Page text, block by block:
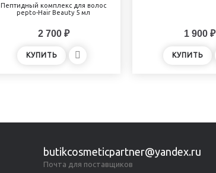
Пептидный комплекс для волос
pepto-Hair Beauty 5 мл
2 700 ₽
КУПИТЬ
1 900 ₽
КУПИТЬ
butikcosmeticpartner@yandex.ru
Почта для поставщиков